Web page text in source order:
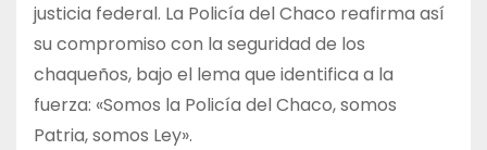
justicia federal. La Policía del Chaco reafirma así
su compromiso con la seguridad de los
chaqueños, bajo el lema que identifica a la
fuerza: «Somos la Policía del Chaco, somos
Patria, somos Ley».